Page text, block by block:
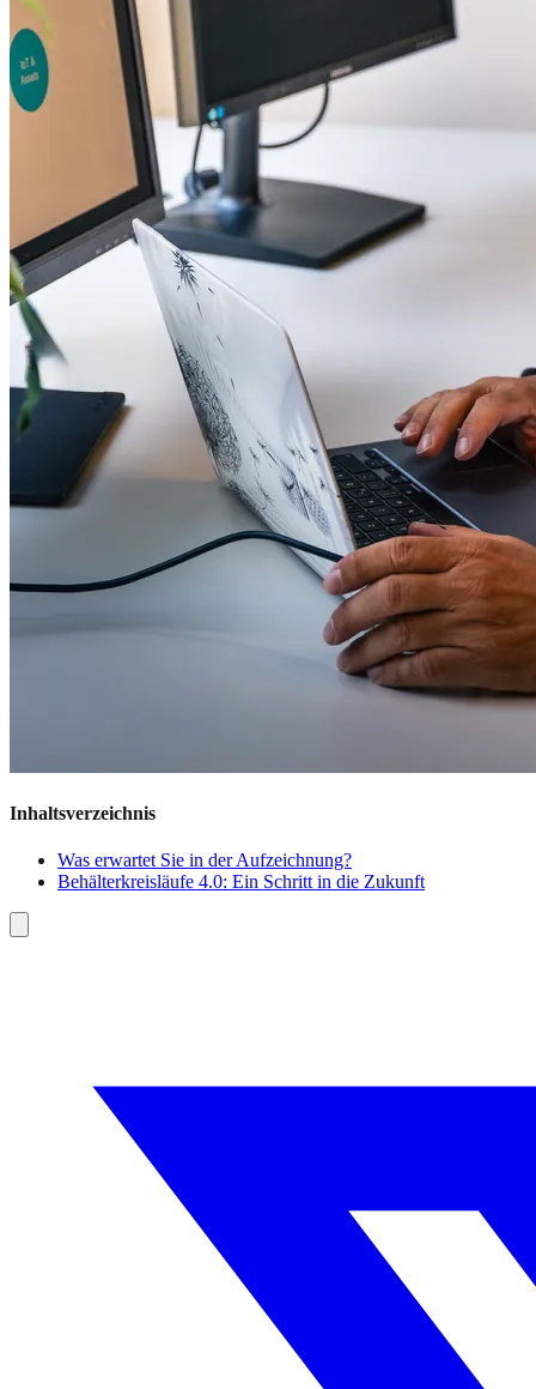
Inhaltsverzeichnis
Was erwartet Sie in der Aufzeichnung?
Behälterkreisläufe 4.0: Ein Schritt in die Zukunft